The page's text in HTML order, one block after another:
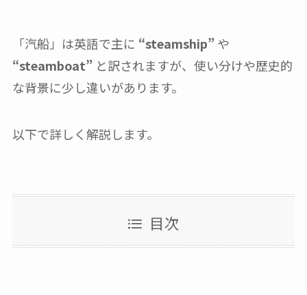
「汽船」は英語で主に “steamship”や
“steamboat”と訳されますが、使い分けや歴史的
な背景に少し違いがあります。
以下で詳しく解説します。
目次